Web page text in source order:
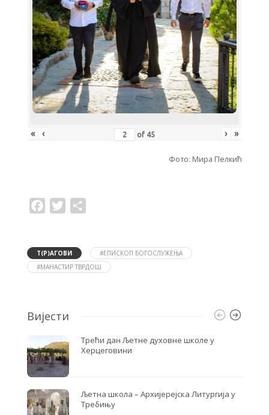
« ‹ of 45 › »
Фото: Мира Пелкић
a
o
o
k
T
w
e
r
Т(Р)АГОВИ
#ЕПИСКОП БОГОСЛУЖЕЊА
#МАНАСТИР ТВРДОШ
Вијести
Трећи дан Љетне духовне школе у
Херцеговини
Љетна школа – Архијерејска Литургија у
Требињу